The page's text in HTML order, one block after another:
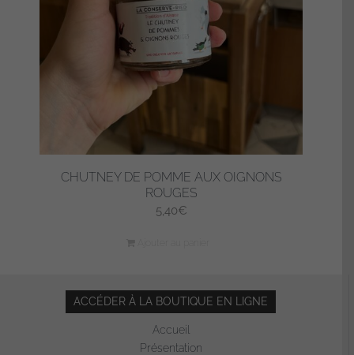
CHUTNEY DE POMME AUX OIGNONS
ROUGES
5,40€
ACCÉDER À LA BOUTIQUE EN LIGNE
Accueil
Présentation